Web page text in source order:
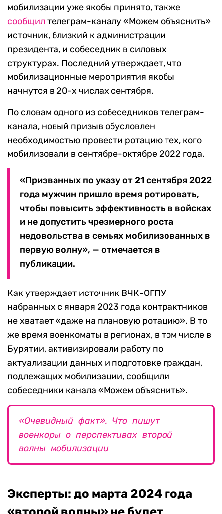
мобилизации уже якобы принято, также
сообщил телеграм-каналу «Можем объяснить»
источник, близкий к администрации
президента, и собеседник в силовых
структурах. Последний утверждает, что
мобилизационные мероприятия якобы
начнутся в 20-х числах сентября.
По словам одного из собеседников телеграм-
канала, новый призыв обусловлен
необходимостью провести ротацию тех, кого
мобилизовали в сентябре-октябре 2022 года.
«Призванных по указу от 21 сентября 2022
года мужчин пришло время ротировать,
чтобы повысить эффективность в войсках
и не допустить чрезмерного роста
недовольства в семьях мобилизованных в
первую волну», — отмечается в
публикации.
Как утверждает источник ВЧК-ОГПУ,
набранных с января 2023 года контрактников
не хватает «даже на плановую ротацию». В то
же время военкоматы в регионах, в том числе в
Бурятии, активизировали работу по
актуализации данных и подготовке граждан,
подлежащих мобилизации, сообщили
собеседники канала «Можем объяснить».
«Очевидный факт». Что пишут
военкоры о перспективах второй
волны мобилизации
Эксперты: до марта 2024 года